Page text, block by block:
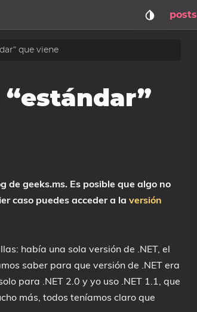
posts
que viene
de geeks.ms. Es posible que algo no
caso puedes acceder a la versión
había una sola versión de .NET, el
saber para que versión de .NET era
para .NET 2.0 y yo uso .NET 1.1, que
más, todos teníamos claro que